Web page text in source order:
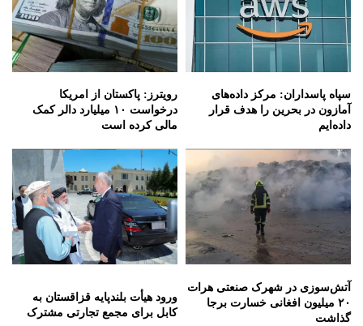
سپاه پاسداران: مرکز داده‌های
آمازون در بحرین را هدف قرار
داده‌ایم
رویترز: پاکستان از امریکا
درخواست ۱۰ میلیارد دالر کمک
مالی کرده است
آتش‌سوزی در شهرک صنعتی هرات
۲۰ میلیون افغانی خسارت برجا
گذاشت
ورود هیأت بلندپایه قزاقستان به
کابل برای مجمع تجارتی مشترک